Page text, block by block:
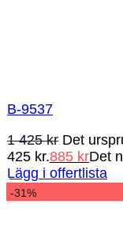
B-9537
1 425kr Det
425 kr.885 krDet
Lägg i offertlista
-31%